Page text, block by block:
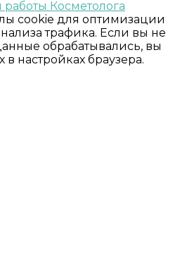
cookie для оптимизации
трафика. Если вы не
обрабатывались, вы
настройках браузера.